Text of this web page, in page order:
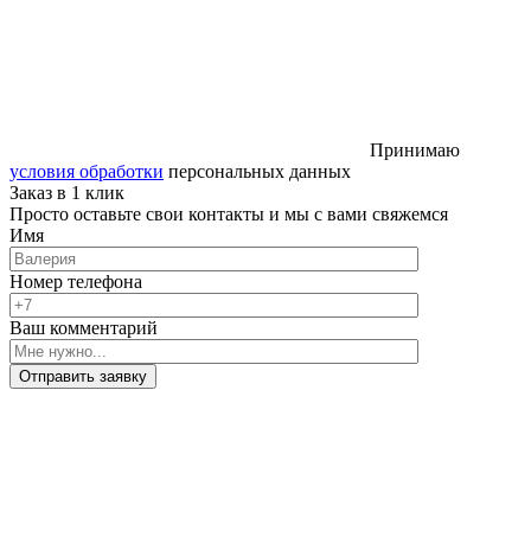
Принимаю
условия обработки персональных данных
Заказ в 1 клик
Просто оставьте свои контакты и мы с вами свяжемся
Имя
Номер телефона
Ваш комментарий
Отправить заявку